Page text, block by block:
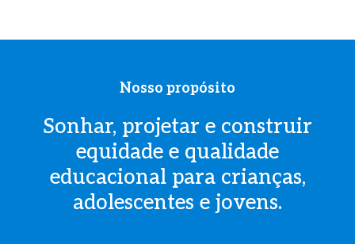
Nosso propósito
Sonhar, projetar e construir
equidade e qualidade
educacional para crianças,
adolescentes e jovens.